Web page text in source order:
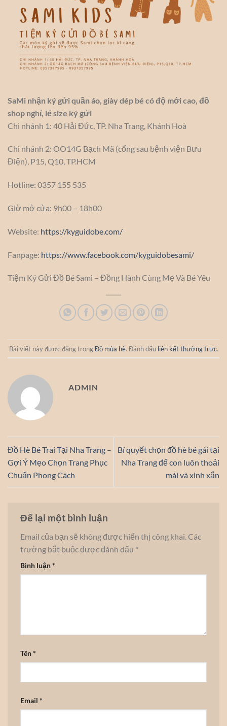
SaMi nhận ký gửi quần áo, giày dép bé có độ mới cao, đồ
shop nghỉ, lẻ size ký gửi
Chi nhánh 1: 40 Hải Đức, TP. Nha Trang, Khánh Hoà
Chi nhánh 2: OO14G Bạch Mã (cổng sau bệnh viện Bưu
Điện), P15, Q10, TP.HCM
Hotline: 0357 155 535
Giờ mở cửa: 9h00 – 18h00
Website: https://kyguidobe.com/
Fanpage: https://www.facebook.com/kyguidobesami/
Tiệm Ký Gửi Đồ Bé Sami – Đồng Hành Cùng Mẹ Và Bé Yêu
Bài viết này được đăng trongĐồ mùa hè. Đánh dấu liên kết thường trực.
ADMIN
Đồ Hè Bé Trai Tại Nha Trang –
Gợi Ý Mẹo Chọn Trang Phục
Chuẩn Phong Cách
Bí quyết chọn đồ hè bé gái tại
Nha Trang để con luôn thoải
mái và xinh xắn
Để lại một bình luận
Email của bạn sẽ không được hiển thị công khai.Các
trường bắt buộc được đánh dấu *
Bình luận*
Tên*
Email *